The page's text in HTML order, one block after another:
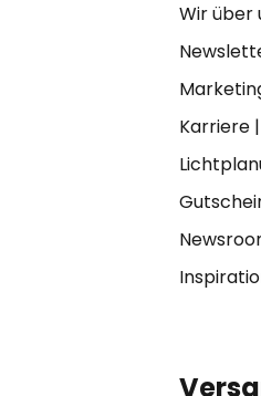
Wir über
Karriere|